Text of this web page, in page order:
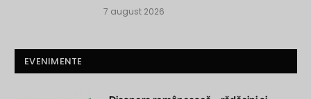
7 august 2026
EVENIMENTE